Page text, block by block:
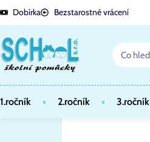
Dobírka Bezstarostné vrácení
1.ročník 2.ročník 3.ročník